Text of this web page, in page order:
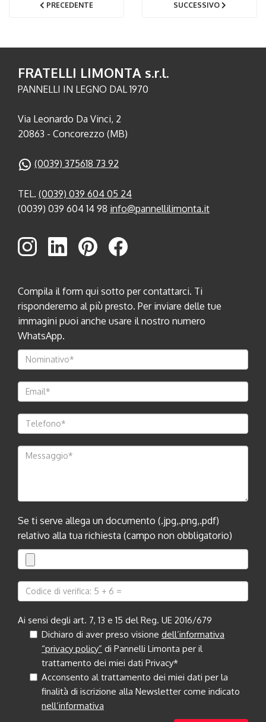
PRECEDENTE SUCCESSIVO
FRATELLI LIMONTA s.r.l.
PANNELLI IN LEGNO DAL 1970
Via Leonardo Da Vinci, 2
20863 - Concorezzo (MB)
(0039) 375618 73 92
TEL. (0039) 039 604 05 24
(0039) 039 604 14 98 info@pannellilimonta.it
Compila il form qui sotto per contattarci. Ti
risponderemo al più presto. Per inviare delle tue
immagini puoi anche usare il nostro numero
WhatsApp.
Se ti serve allega un documento (.jpg,.png,.pdf)
relativo alla tua richiesta (campo non obbligatorio)
Ai sensi degli art. 7, 13 e 15 del Reg. UE 2016/679
Dichiaro di aver preso visione dell’informativa
“privacy policy” di Pannelli Limonta per il
trattamento dei miei dati Privacy*
Acconsento al trattamento dei miei dati per la
finalità di iscrizione alla Newsletter come indicato
nell’informativa